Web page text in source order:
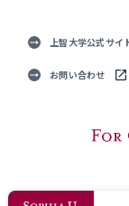
上智大学公式サイ
お問い合わせ